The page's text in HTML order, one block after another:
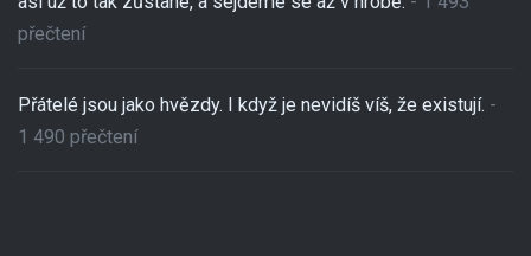
přečtení
Přátelé jsou jako hvězdy. I když je nevidíš víš, že existují. -
1 490 přečtení